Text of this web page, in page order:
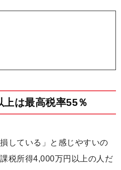
は最高税率55％
している」と感じやすいの
税所得4,000万円以上の人だ